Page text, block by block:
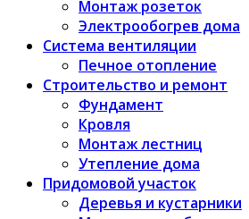
Монтаж розеток
Электрообогрев дома
Система вентиляции
Печное отопление
Строительство и ремонт
Фундамент
Кровля
Монтаж лестниц
Утепление дома
Придомовой участок
Деревья и кустарники